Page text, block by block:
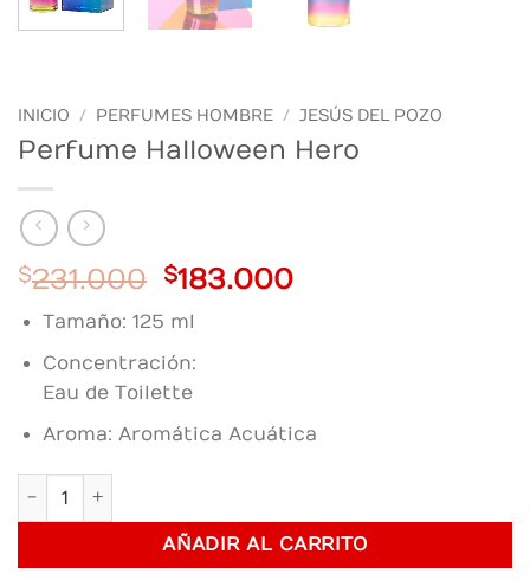
INICIO / PERFUMES HOMBRE / JESÚS DEL POZO
Perfume Halloween Hero
$231.000 Original
price
was:
$231.000.
$183.000Current
Tamaño: 125 ml
Concentración:
Eau de Toilette
Aroma: Aromática Acuática
Perfume Halloween Hero cantidad
AÑADIR AL CARRITO